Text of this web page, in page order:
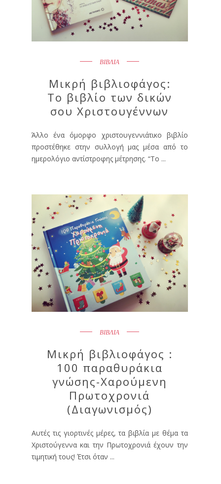
ΒΙΒΛΙΑ
Μικρή βιβλιοφάγος:
Το βιβλίο των δικών
σου Χριστουγέννων
Άλλο ένα όμορφο χριστουγεννιάτικο βιβλίο
προστέθηκε στην συλλογή μας μέσα από το
ημερολόγιο αντίστροφης μέτρησης. “Το ...
ΒΙΒΛΙΑ
Μικρή βιβλιοφάγος :
100 παραθυράκια
γνώσης-Χαρούμενη
Πρωτοχρονιά
(Διαγωνισμός)
Αυτές τις γιορτινές μέρες, τα βιβλία με θέμα τα
Χριστούγεννα και την Πρωτοχρονιά έχουν την
τιμητική τους! Έτσι όταν ...